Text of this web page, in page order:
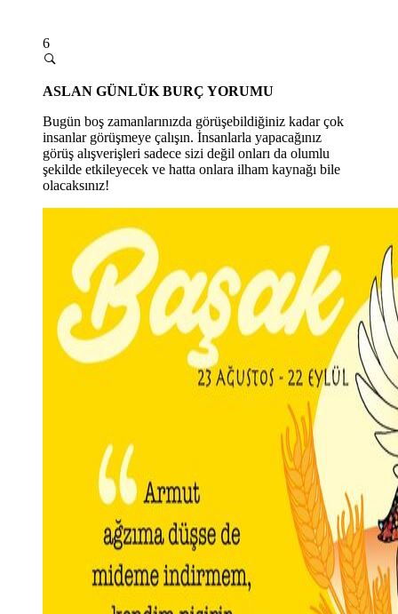
6
ASLAN GÜNLÜK BURÇ YORUMU
Bugün boş zamanlarınızda görüşebildiğiniz kadar çok
insanlar görüşmeye çalışın. İnsanlarla yapacağınız
görüş alışverişleri sadece sizi değil onları da olumlu
şekilde etkileyecek ve hatta onlara ilham kaynağı bile
olacaksınız!